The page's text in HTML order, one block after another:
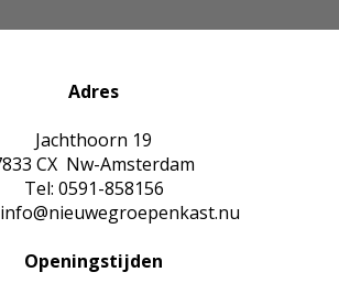
Adres
Jachthoorn 19
CX Nw-Amsterdam
Tel: 0591-858156
info@nieuwegroepenkast.nu
Openingstijden